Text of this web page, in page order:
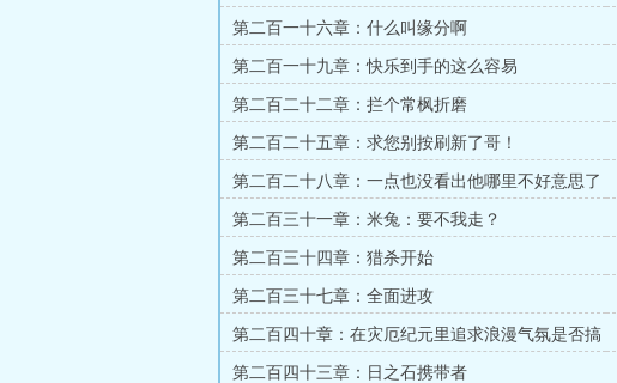
第二百一十六章：什么叫缘分啊
第二百一十九章：快乐到手的这么容易
第二百二十二章：拦个常枫折磨
第二百二十五章：求您别按刷新了哥！
第二百二十八章：一点也没看出他哪里不好意思了
第二百三十一章：米兔：要不我走？
第二百三十四章：猎杀开始
第二百三十七章：全面进攻
第二百四十章：在灾厄纪元里追求浪漫气氛是否搞
错了什么
第二百四十三章：日之石携带者